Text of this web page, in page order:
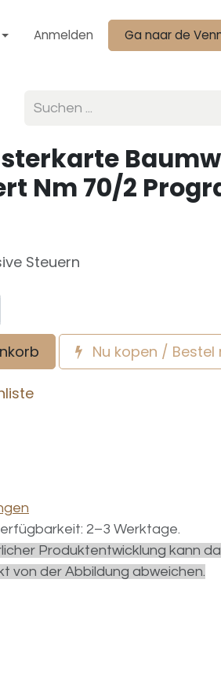
Anmelden Ga naar de
Nm 70/2
Steuern
Nu kopen / Bestel
2–3 Werktage.
Produktentwicklung kann
von der Abbildung abweichen.